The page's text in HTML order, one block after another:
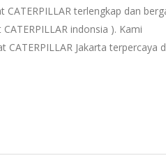
terlengkap dan
indonsia ). Kami
CATERPILLAR Jakarta terpercaya